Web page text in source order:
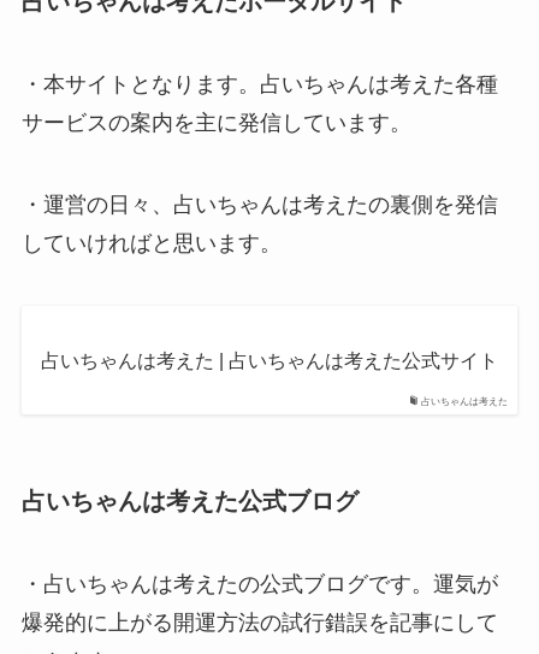
・本サイトとなります。占いちゃんは考えた各種
サービスの案内を主に発信しています。
・運営の日々、占いちゃんは考えたの裏側を発信
していければと思います。
占いちゃんは考えた
占いちゃんは考えた | 占いちゃんは考えた公式サイト
占いちゃんは考えた公式ブログ
・占いちゃんは考えたの公式ブログです。運気が
爆発的に上がる開運方法の試行錯誤を記事にして